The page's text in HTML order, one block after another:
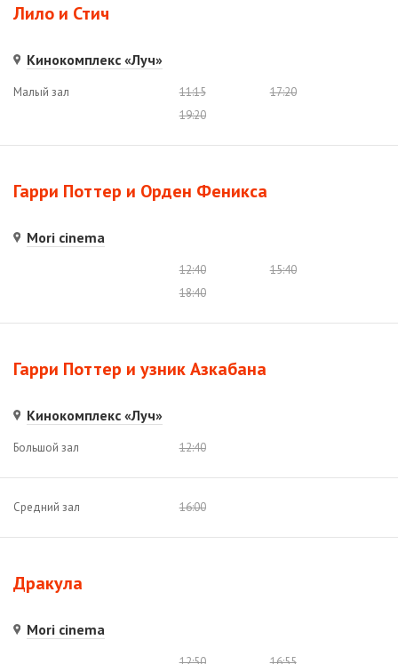
Лило и Стич
Кинокомплекс «Луч»
Малый зал 11:15
17:20
19:20
Гарри Поттер и Орден Феникса
Mori cinema
12:40
15:40
18:40
Гарри Поттер и узник Азкабана
Кинокомплекс «Луч»
Большой зал 12:40
Средний зал 16:00
Дракула
Mori cinema